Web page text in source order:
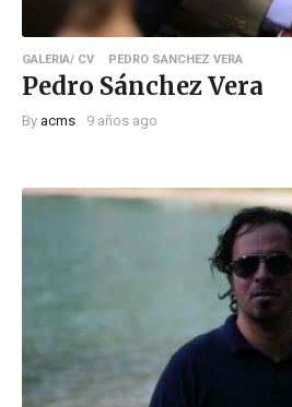
GALERIA/ CV PEDRO SANCHEZ VERA
Pedro Sánchez Vera
By acms 9 años ago